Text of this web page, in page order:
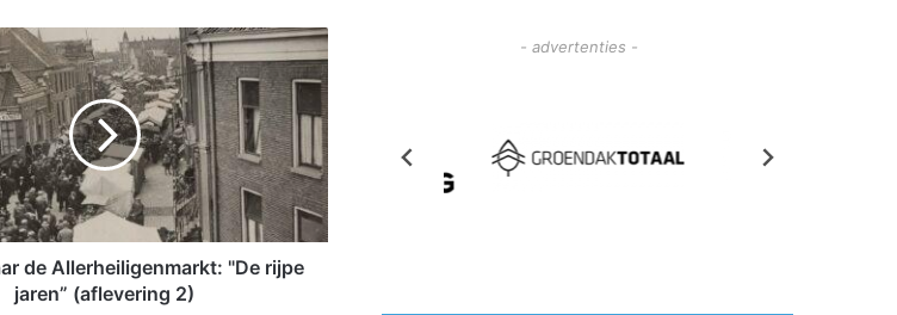
de Allerheiligenmarkt: "De rijpe
jaren” (aflevering 2)
- advertenties -